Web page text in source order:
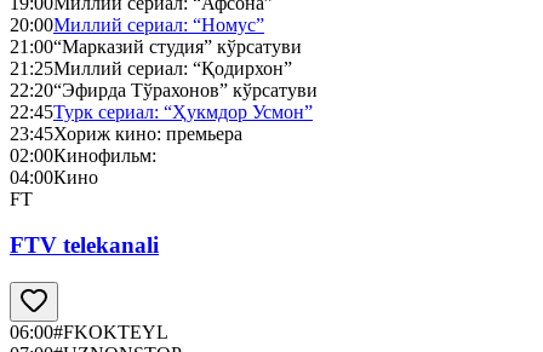
20:00Миллий сериал: “Номус”
21:00“Марказий студия” кўрсатуви
21:25Миллий сериал: “Қодирхон”
22:20“Эфирда Тўрахонов” кўрсатуви
22:45Турк сериал: “Ҳукмдор Усмон”
23:45Хориж кино: премьера
02:00Кинофильм:
04:00Кино
FT
FTV telekanali
06:00#FKOKTEYL